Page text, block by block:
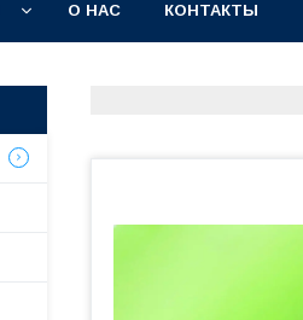
О НАС КОНТАКТЫ